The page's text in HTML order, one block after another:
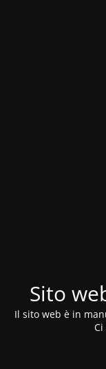
Sito
Il sito web è in